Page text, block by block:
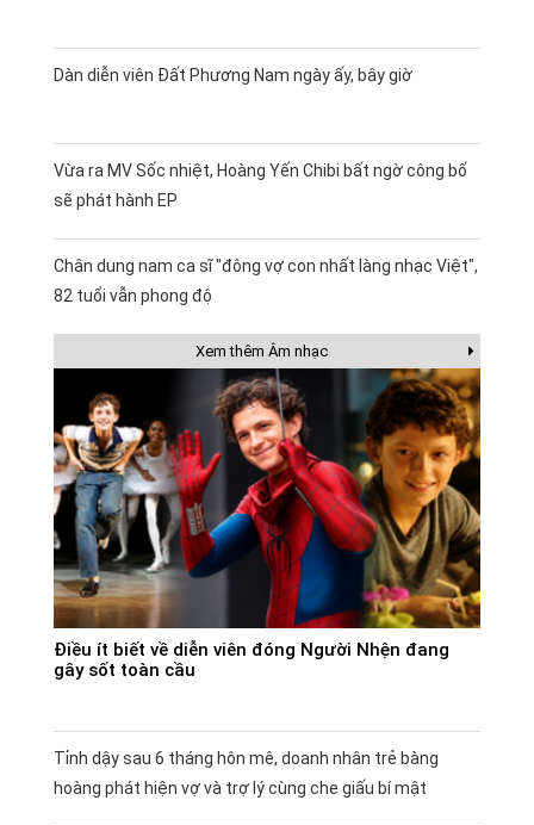
Dàn diễn viên Đất Phương Nam ngày ấy, bây giờ
Vừa ra MV Sốc nhiệt, Hoàng Yến Chibi bất ngờ công bố
sẽ phát hành EP
Chân dung nam ca sĩ "đông vợ con nhất làng nhạc Việt",
82 tuổi vẫn phong độ
Xem thêm Âm nhạc
Điều ít biết về diễn viên đóng Người Nhện đang
gây sốt toàn cầu
Tỉnh dậy sau 6 tháng hôn mê, doanh nhân trẻ bàng
hoàng phát hiện vợ và trợ lý cùng che giấu bí mật